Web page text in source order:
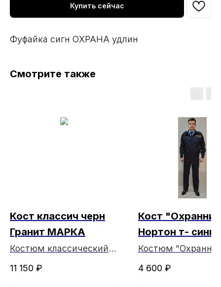
Купить сейчас
Фуфайка сигн ОХРАНА удлин
Смотрите также
Кост классич черн
Гранит МАРКА
Костюм классический
мужской Гранит черный
11 150 ₽
Кост
Нортон т- синий
МАРКА
Костюм
Нортон т- синий
4 600 ₽